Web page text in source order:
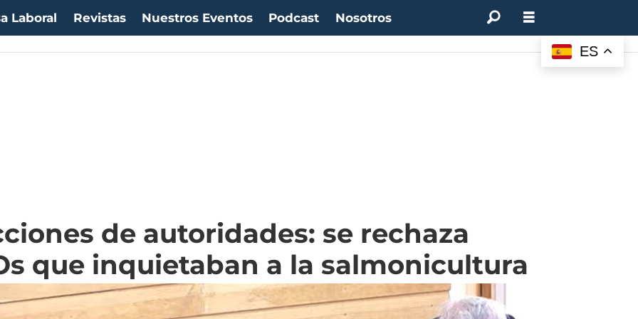
Laboral Revistas Nuestros Eventos Podcast Nosotros
de autoridades: se rechaza
que inquietaban a la salmonicultura
ES
$62.760,11